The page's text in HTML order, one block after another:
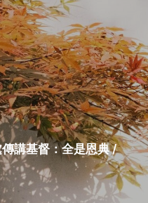
講基督：全是恩典 /